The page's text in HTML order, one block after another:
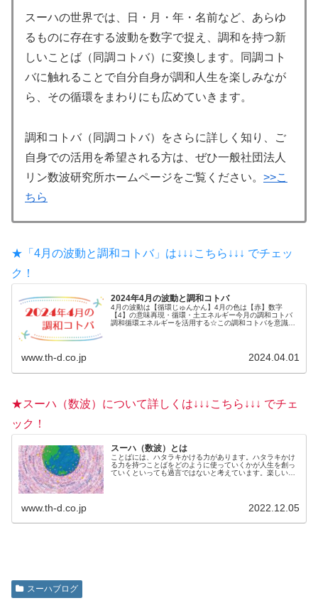
スーハの世界では、日・月・年・名前など、あらゆ
るものに存在する波動を数字で捉え、調和を持つ新
しいことば（同調コトバ）に変換します。同調コト
バに触れることで自分自身が調和人生を楽しみなが
ら、その循環をまわりにも広めていきます。
調和コトバ（同調コトバ）をさらに詳しく知り、ご
自身での活用を希望される方は、ぜひ一般社団法人
リン数波研究所ホームページをご覧ください。 >>こ
ちら
★「4月の波動と調和コトバ」は↓↓↓こちら↓↓↓ でチェッ
ク！
2024年4月の波動と調和コトバ
4月の波動は【循環じゅんかん】4月の色は【赤】数字
【4】の意味再現・循環・土エネルギー今月の調和コトバ
調和循環エネルギーを活用する☆この調和コトバを意識し
www.th-d.co.jp 2024.04.01
★スーハ（数波）について詳しくは↓↓↓こちら↓↓↓ でチェ
ック！
スーハ（数波）とは
ことばには、ハタラキかける力があります。ハタラキかけ
る力を持つことばをどのように使っていくかが人生を創っ
ていくといっても過言ではないと考えています。楽しいこ
www.th-d.co.jp 2022.12.05
スーハブログ